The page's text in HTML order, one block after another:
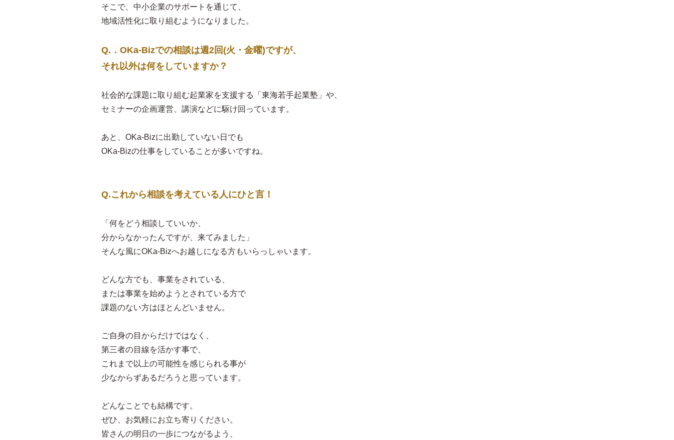
そこで、中小企業のサポートを通じて、
地域活性化に取り組むようになりました。
Q.．OKa-Bizでの相談は週2回(火・金曜)ですが、
それ以外は何をしていますか？
社会的な課題に取り組む起業家を支援する「東海若手起業塾」や、
セミナーの企画運営、講演などに駆け回っています。
あと、OKa-Bizに出勤していない日でも
OKa-Bizの仕事をしていることが多いですね。
Q.これから相談を考えている人にひと言！
「何をどう相談していいか、
分からなかったんですが、来てみました」
そんな風にOKa-Bizへお越しになる方もいらっしゃいます。
どんな方でも、事業をされている、
または事業を始めようとされている方で
課題のない方はほとんどいません。
ご自身の目からだけではなく、
第三者の目線を活かす事で、
これまで以上の可能性を感じられる事が
少なからずあるだろうと思っています。
どんなことでも結構です。
ぜひ、お気軽にお立ち寄りください。
皆さんの明日の一歩につながるよう、